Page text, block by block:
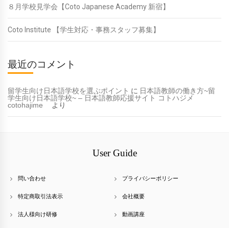
最近のコメント
留学生向け日本語学校を選ぶポイントに日本語教師の働き方~留
cotohajime
会社概要
Account Info